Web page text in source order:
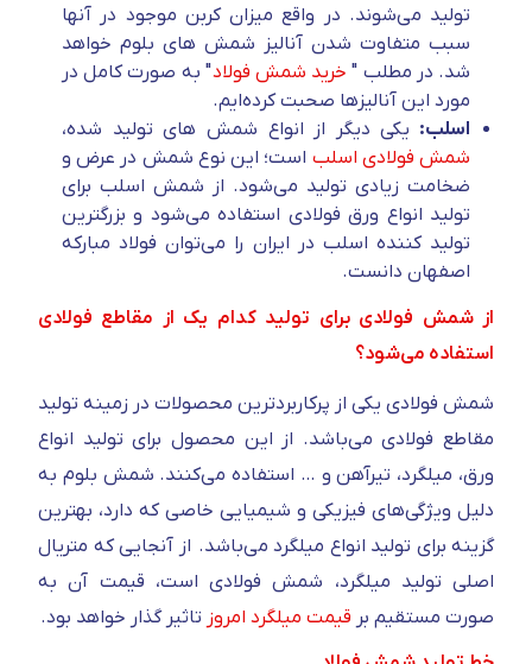
تولید می‌شوند. در واقع میزان کربن موجود در آنها
سبب متفاوت شدن آنالیز شمش های بلوم خواهد
شد. در مطلب " خرید شمش فولاد" به صورت کامل در
مورد این آنالیز‌ها صحبت کرده‌ایم.
اسلب: یکی دیگر از انواع شمش های تولید شده،
شمش فولادی اسلب است؛ این نوع شمش در عرض و
ضخامت زیادی تولید می‌شود. از شمش اسلب برای
تولید انواع ورق فولادی استفاده می‌شود و بزرگترین
تولید کننده اسلب در ایران را می‌توان فولاد مبارکه
اصفهان دانست.
از شمش فولادی برای تولید کدام یک از مقاطع فولادی
استفاده می‌شود؟
شمش فولادی یکی از پرکاربردترین محصولات در زمینه تولید
مقاطع فولادی می‌باشد. از این محصول برای تولید انواع
ورق، میلگرد، تیرآهن و … استفاده می‌کنند. شمش بلوم به
دلیل ویژگی‌های فیزیکی و شیمیایی خاصی که دارد، بهترین
گزینه برای تولید انواع میلگرد می‌باشد. از آنجایی که متریال
اصلی تولید میلگرد، شمش فولادی است، قیمت آن به
صورت مستقیم بر قیمت میلگرد امروز تاثیر گذار خواهد بود.